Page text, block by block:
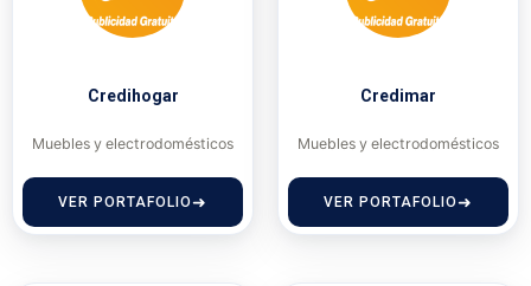
Credihogar
Muebles y electrodomésticos
VER PORTAFOLIO
Credimar
Muebles y electrodomésticos
VER PORTAFOLIO